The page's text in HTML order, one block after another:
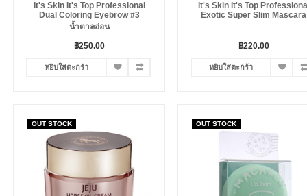
It's Skin It's Top Professional
Dual Coloring Eyebrow #3
น้ำตาลอ่อน
฿250.00
หยิบใส่ตะกร้า
It's Skin It's Top
Exotic Super Slim Mascara
฿220.00
หยิบใส่ตะกร้า
OUT STOCK OUT STOCK